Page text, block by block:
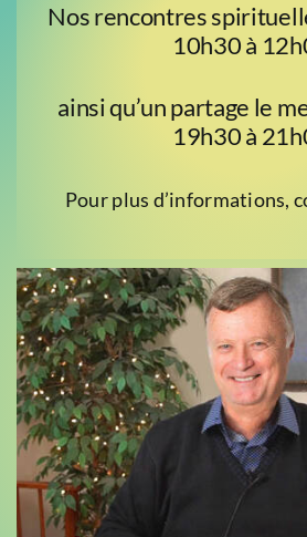
Nos rencontres
10h30 à
ainsi qu’un partage le
19h30 à
Pour plus d’informations,